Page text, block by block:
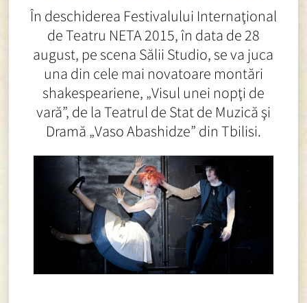
În deschiderea Festivalului Internaţional
de Teatru NETA 2015, în data de 28
august, pe scena Sălii Studio, se va juca
una din cele mai novatoare montări
shakespeariene, „Visul unei nopţi de
vară”, de la Teatrul de Stat de Muzică şi
Dramă „Vaso Abashidze” din Tbilisi.